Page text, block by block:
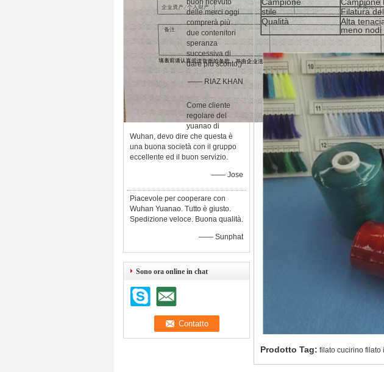
buon ricevuto
delle merci oggi
comprerà più
due contenitori
speranza
successiva di
dare più sconto;)
—— RIAZ KHAN
Come cliente
regolare del
yuanao di
Wuhan, devo dire che questa è
una buona società con il gruppo
eccellente ed il buon servizio.
—— Jose
Piacevole per cooperare con
Wuhan Yuanao. Tutto è giusto.
Spedizione veloce. Buona qualità.
—— Sunphat
Sono ora online in chat
stile
Filatura
Qualità
Alta
meno nodi
Prodotto Tag: filato cucirino filato